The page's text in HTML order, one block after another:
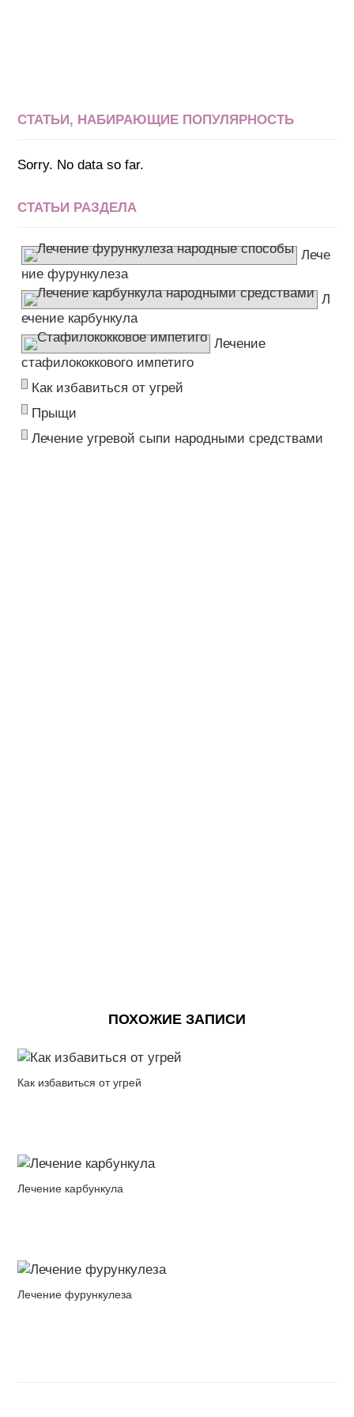
СТАТЬИ, НАБИРАЮЩИЕ ПОПУЛЯРНОСТЬ
Sorry. No data so far.
СТАТЬИ РАЗДЕЛА
Лече
ние фурункулеза
Л
ечение карбункула
Лечение
стафилококкового импетиго
Как избавиться от угрей
Прыщи
Лечение угревой сыпи народными средствами
ПОХОЖИЕ ЗАПИСИ
Как избавиться от угрей
Лечение карбункула
Лечение фурункулеза